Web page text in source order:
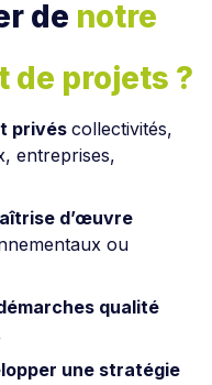
de notre
de projets ?
privés collectivités,
entreprises,
d’œuvre
ou
qualité
une stratégie